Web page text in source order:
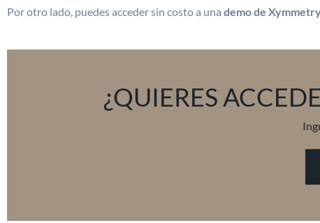
Por otro lado, puedes acceder sin costo a una demo de
¿QUIERES